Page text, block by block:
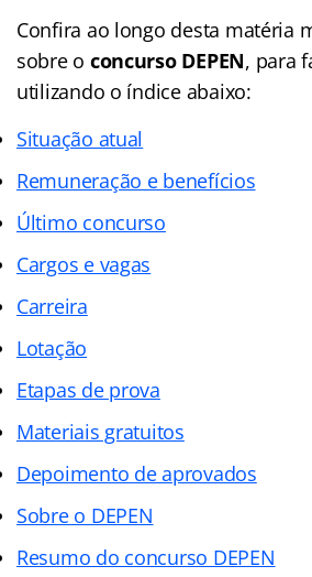
Confira ao longo desta matéria
sobre o concurso DEPEN, para
utilizando o índice abaixo:
Situação atual
Remuneração e benefícios
Último concurso
Cargos e vagas
Carreira
Lotação
Etapas de prova
Materiais gratuitos
Depoimento de aprovados
Sobre o DEPEN
Resumo do concurso DEPEN